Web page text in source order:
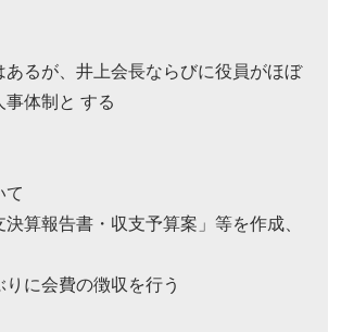
あるが、井上会長ならびに役員がほぼ
事体制と する
て
算報告書・収支予算案」等を作成、
に会費の徴収を行う